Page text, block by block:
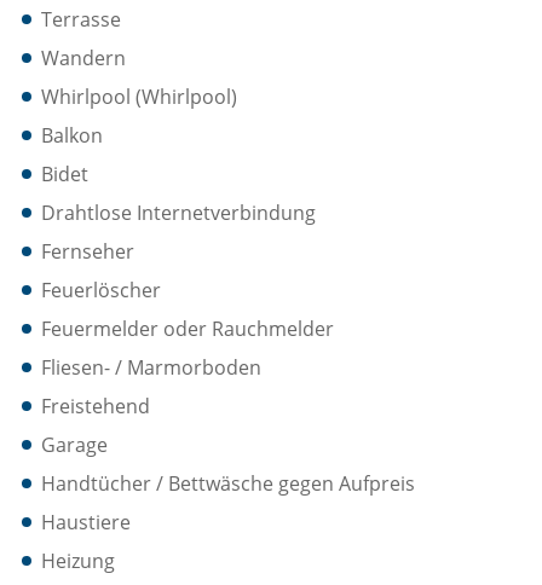
Terrasse
Wandern
Whirlpool (Whirlpool)
Balkon
Bidet
Drahtlose Internetverbindung
Fernseher
Feuerlöscher
Feuermelder oder Rauchmelder
Fliesen- / Marmorboden
Freistehend
Garage
Handtücher / Bettwäsche gegen Aufpreis
Haustiere
Heizung